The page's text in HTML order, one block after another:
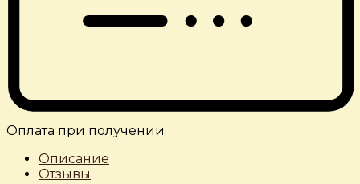
Оплата при получении
Описание
Отзывы